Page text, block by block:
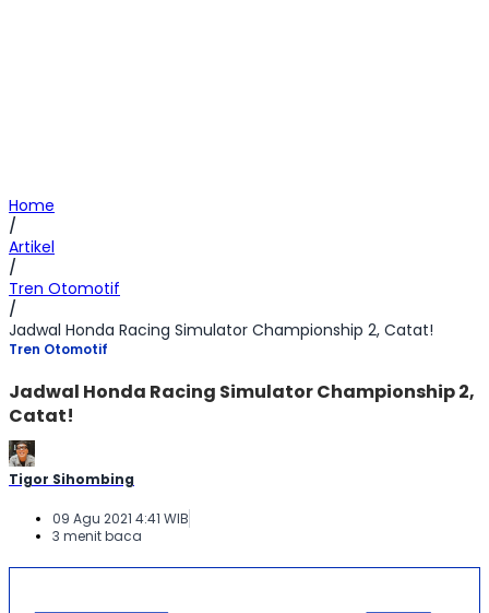
Home
/
Artikel
/
Tren Otomotif
/
Jadwal Honda Racing Simulator Championship 2, Catat!
Tren Otomotif
Jadwal Honda Racing Simulator Championship 2,
Catat!
Tigor Sihombing
09 Agu 2021 4:41 WIB
3 menit baca